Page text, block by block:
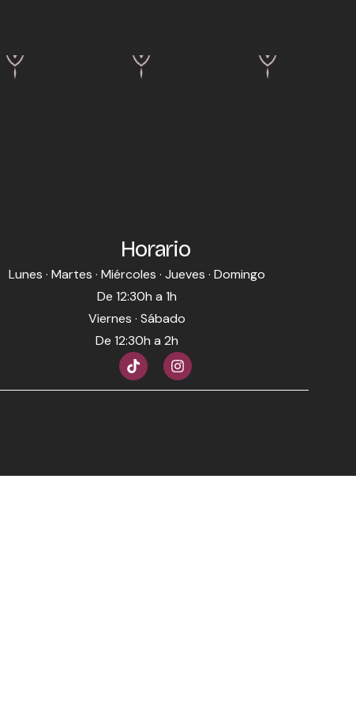
Horario
Lunes · Martes · Miércoles · Jueves · Domingo
De 12:30h a 1h
Viernes · Sábado
De 12:30h a 2h